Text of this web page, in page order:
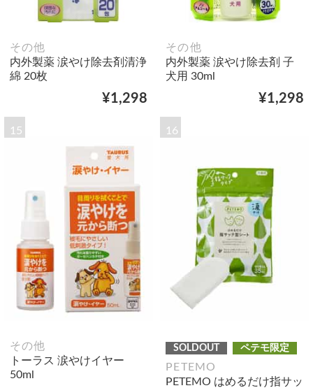
その他
内外製薬 涙やけ除去剤清浄
綿 20枚
¥1,298
その他
内外製薬 涙やけ除去剤 子
犬用 30ml
¥1,298
15
その他
トーラス 涙やけイヤー
50ml
16
SOLDOUT ペテモ限定
PETEMO
PETEMO はめるだけ指サッ